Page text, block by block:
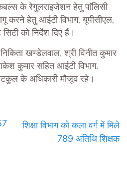
के रेगुलराइजेशन हेतु पाॅलिसी
करने हेतु आईटी विभाग, यूपीसीएल,
को निर्देश दिए हैं।
खण्डेलवाल, श्री विनीत कुमार
कुमार सहित आईटी विभाग,
के अधिकारी मौजूद रहे।
शिक्षा विभाग को कला वर्ग में मिले
789 अतिथि शिक्षक